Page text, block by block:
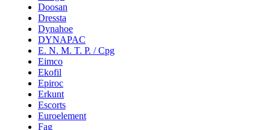
Doosan
Dressta
Dynahoe
DYNAPAC
E. N. M. T. P. / Cpg
Eimco
Ekofil
Epiroc
Erkunt
Escorts
Euroelement
Fag